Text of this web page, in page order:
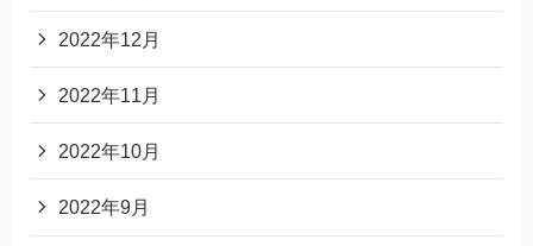
2022年12月
2022年11月
2022年10月
2022年9月